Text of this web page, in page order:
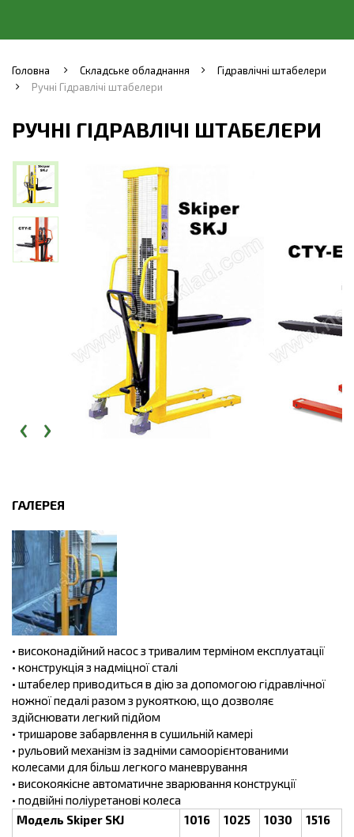
Головна Складське обладнання
Гідравлічні штабелери
Ручні Гідравлічі штабелери
РУЧНІ ГІДРАВЛІЧІ ШТАБЕЛЕРИ
‹ ›
ГАЛЕРЕЯ
• високонадійний насос з тривалим терміном експлуатації
• конструкція з надміцної сталі
• штабелер приводиться в дію за допомогою гідравлічної
ножної педалі разом з рукояткою, що дозволяє
здійснювати легкий підйом
• тришарове забарвлення в сушильній камері
• рульовий механізм із задніми самоорієнтованими
колесами для більш легкого маневрування
• високоякісне автоматичне зварювання конструкції
• подвійні поліуретанові колеса
Модель Skiper SKJ
1016 1025 1030 1516